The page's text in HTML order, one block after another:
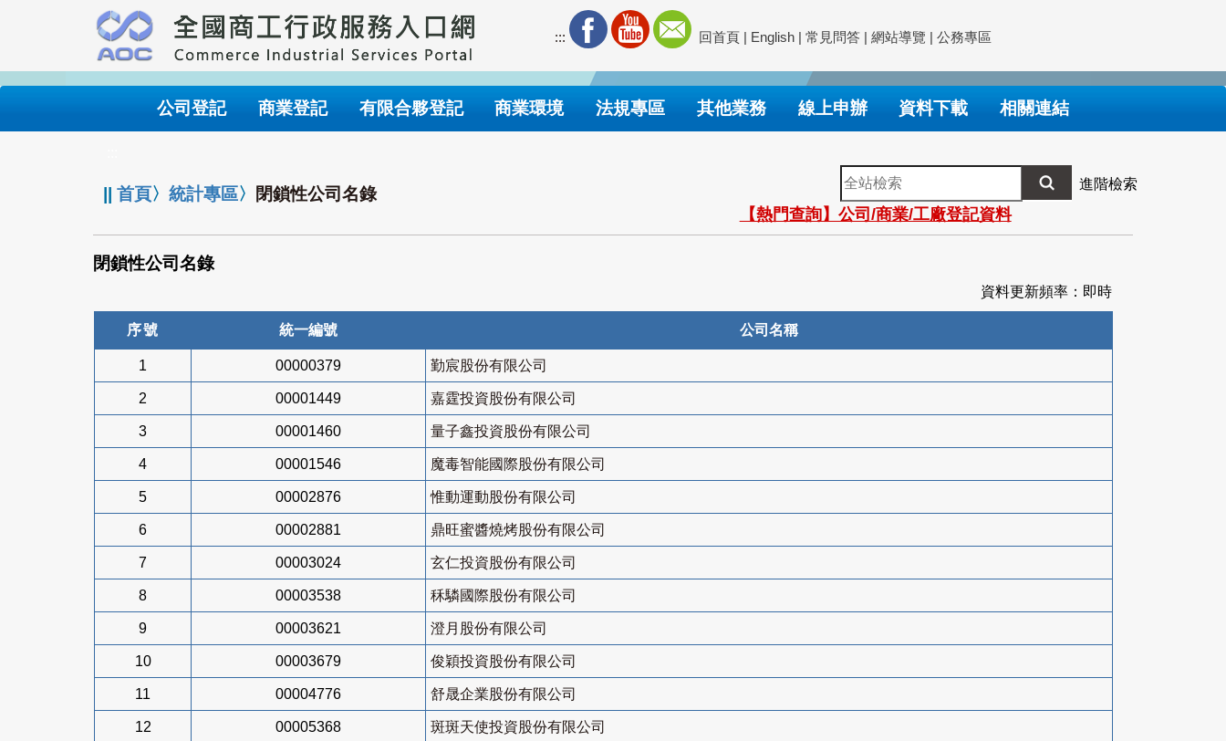
要
內
::: 回首頁 | English | 常見問答 | 網站導覽 | 公務專區
公司登記 商業登記 有限合夥登記 商業環境 法規專區 其他業務 線上申辦 資料下載 相關連結
||首頁〉統計專區〉 閉鎖性公司名錄
全
站
檢
索
進階檢索
【熱門查詢】公司/商業/工廠登記資料
閉鎖性公司名錄
資料更新頻率：即時
序號 統一編號 公司名稱
1 00000379 勤宸股份有限公司
2 00001449 嘉霆投資股份有限公司
3 00001460 量子鑫投資股份有限公司
4 00001546 魔毒智能國際股份有限公司
5 00002876 惟動運動股份有限公司
6 00002881 鼎旺蜜醬燒烤股份有限公司
7 00003024 玄仁投資股份有限公司
8 00003538 秝驎國際股份有限公司
9 00003621 澄月股份有限公司
10 00003679 俊穎投資股份有限公司
11 00004776 舒晟企業股份有限公司
12 00005368 斑斑天使投資股份有限公司